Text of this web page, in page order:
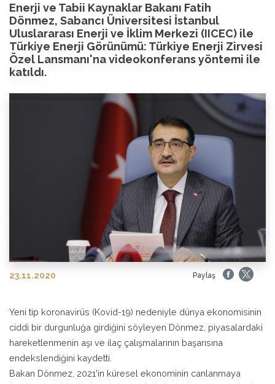
Enerji ve Tabii Kaynaklar Bakanı Fatih
Dönmez, Sabancı Üniversitesi İstanbul
Uluslararası Enerji ve İklim Merkezi (IICEC) ile
Türkiye Enerji Görünümü: Türkiye Enerji Zirvesi
Özel Lansmanı'na videokonferans yöntemi ile
katıldı.
23.11.2020 Paylaş
Yeni tip koronavirüs (Kovid-19) nedeniyle dünya ekonomisinin
ciddi bir durgunluğa girdiğini söyleyen Dönmez, piyasalardaki
hareketlenmenin aşı ve ilaç çalışmalarının başarısına
endekslendiğini kaydetti.
Bakan Dönmez, 2021'in küresel ekonominin canlanmaya